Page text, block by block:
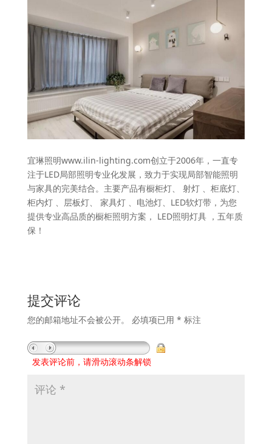
宜琳照明www.ilin-lighting.com创立于2006年，一直专
注于LED局部照明专业化发展，致力于实现局部智能照明
与家具的完美结合。主要产品有橱柜灯、 射灯 、柜底灯、
柜内灯 、层板灯、 家具灯 、电池灯、LED软灯带，为您
提供专业高品质的橱柜照明方案， LED照明灯具 ，五年质
保！
提交评论
您的邮箱地址不会被公开。 必填项已用 * 标注
发表评论前，请滑动滚动条解锁